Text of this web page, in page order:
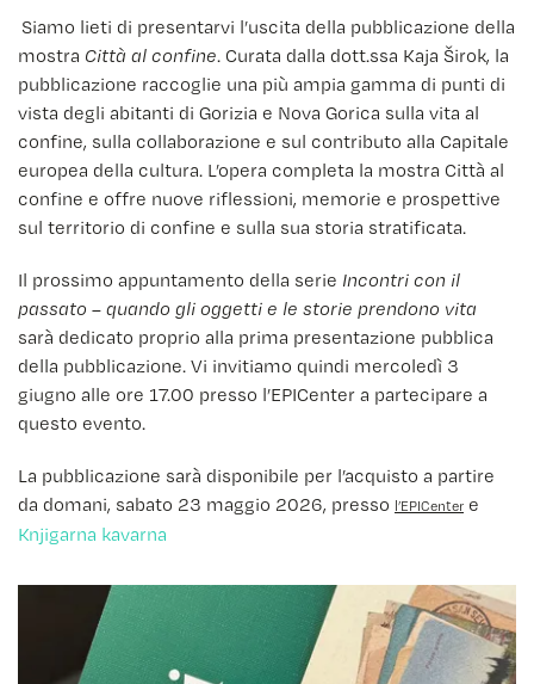
Siamo lieti di presentarvi l’uscita della pubblicazione della
mostra Città al confine. Curata dalla dott.ssa Kaja Širok, la
pubblicazione raccoglie una più ampia gamma di punti di
vista degli abitanti di Gorizia e Nova Gorica sulla vita al
confine, sulla collaborazione e sul contributo alla Capitale
europea della cultura. L’opera completa la mostra Città al
confine e offre nuove riflessioni, memorie e prospettive
sul territorio di confine e sulla sua storia stratificata.
Il prossimo appuntamento della serie Incontri con il
passato – quando gli oggetti e le storie prendono vita
sarà dedicato proprio alla prima presentazione pubblica
della pubblicazione. Vi invitiamo quindi mercoledì 3
giugno alle ore 17.00 presso l’EPICenter a partecipare a
questo evento.
La pubblicazione sarà disponibile per l’acquisto a partire
da domani, sabato 23 maggio 2026, presso l’EPICenter e
Knjigarna kavarna